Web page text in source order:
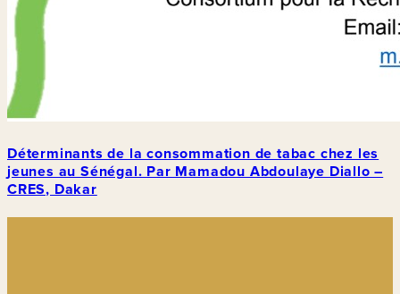
Déterminants de la consommation de tabac chez les
jeunes au Sénégal. Par Mamadou Abdoulaye Diallo –
CRES, Dakar